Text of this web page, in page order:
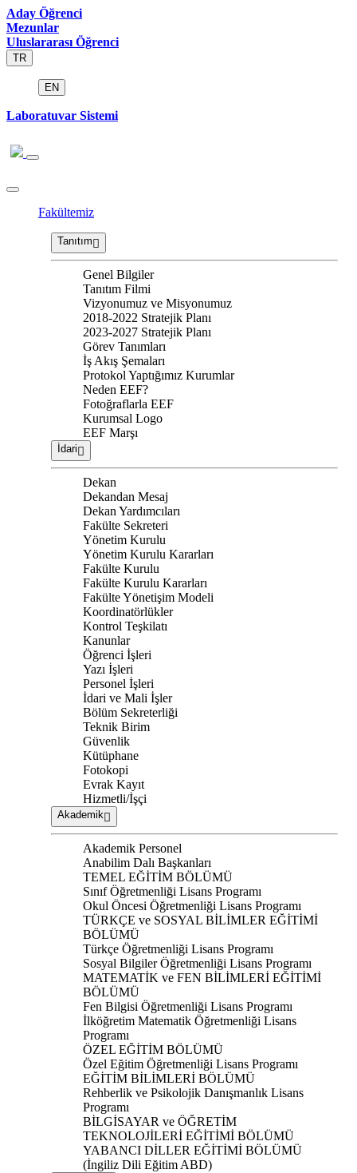
Aday Öğrenci
Mezunlar
Uluslararası Öğrenci
TR
EN
Laboratuvar Sistemi
Fakültemiz
Tanıtım
Genel Bilgiler
Tanıtım Filmi
Vizyonumuz ve Misyonumuz
2018-2022 Stratejik Planı
2023-2027 Stratejik Planı
Görev Tanımları
İş Akış Şemaları
Protokol Yaptığımız Kurumlar
Neden EEF?
Fotoğraflarla EEF
Kurumsal Logo
EEF Marşı
İdari
Dekan
Dekandan Mesaj
Dekan Yardımcıları
Fakülte Sekreteri
Yönetim Kurulu
Yönetim Kurulu Kararları
Fakülte Kurulu
Fakülte Kurulu Kararları
Fakülte Yönetişim Modeli
Koordinatörlükler
Kontrol Teşkilatı
Kanunlar
Öğrenci İşleri
Yazı İşleri
Personel İşleri
İdari ve Mali İşler
Bölüm Sekreterliği
Teknik Birim
Güvenlik
Kütüphane
Fotokopi
Evrak Kayıt
Hizmetli/İşçi
Akademik
Akademik Personel
Anabilim Dalı Başkanları
TEMEL EĞİTİM BÖLÜMÜ
Sınıf Öğretmenliği Lisans Programı
Okul Öncesi Öğretmenliği Lisans Programı
TÜRKÇE ve SOSYAL BİLİMLER EĞİTİMİ
BÖLÜMÜ
Türkçe Öğretmenliği Lisans Programı
Sosyal Bilgiler Öğretmenliği Lisans Programı
MATEMATİK ve FEN BİLİMLERİ EĞİTİMİ
BÖLÜMÜ
Fen Bilgisi Öğretmenliği Lisans Programı
İlköğretim Matematik Öğretmenliği Lisans
Programı
ÖZEL EĞİTİM BÖLÜMÜ
Özel Eğitim Öğretmenliği Lisans Programı
EĞİTİM BİLİMLERİ BÖLÜMÜ
Rehberlik ve Psikolojik Danışmanlık Lisans
Programı
BİLGİSAYAR ve ÖĞRETİM
TEKNOLOJİLERİ EĞİTİMİ BÖLÜMÜ
YABANCI DİLLER EĞİTİMİ BÖLÜMÜ
(İngiliz Dili Eğitim ABD)